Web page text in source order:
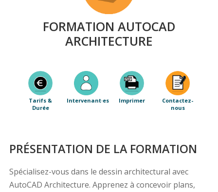
FORMATION AUTOCAD
ARCHITECTURE
Tarifs &
Durée
Intervenant·es Imprimer
Contactez-
nous
PRÉSENTATION DE LA FORMATION
Spécialisez-vous dans le dessin architectural avec
AutoCAD Architecture. Apprenez à concevoir plans,